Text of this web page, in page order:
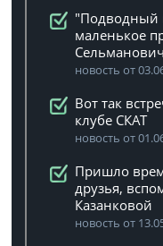
"Подводный
маленькое
Сельманович
новость от
Вот так
клубе СКАТ
новость от
Пришло
друзья,
Казанковой
новость от